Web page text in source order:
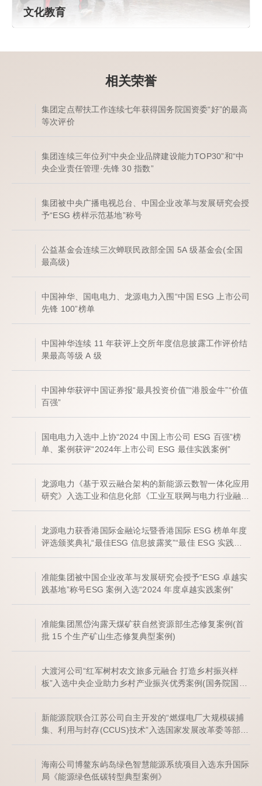
文化教育
相关荣誉
集团定点帮扶工作连续七年获得国务院国资委“好”的最高
等次评价
集团连续三年位列“中央企业品牌建设能力TOP30”和“中
央企业责任管理·先锋 30 指数”
集团被中央广播电视总台、中国企业改革与发展研究会授
予“ESG 榜样示范基地”称号
公益基金会连续三次蝉联民政部全国 5A 级基金会(全国
最高级)
中国神华、国电电力、龙源电力入围“中国 ESG 上市公司
先锋 100”榜单
中国神华连续 11 年获评上交所年度信息披露工作评价结
果最高等级 A 级
中国神华获评中国证券报“最具投资价值”“港股金牛”“价值
百强”
国电电力入选中上协“2024 中国上市公司 ESG 百强”榜
单、案例获评“2024年上市公司 ESG 最佳实践案例”
龙源电力《基于双云融合架构的新能源云数智一体化应用
研究》入选工业和信息化部《工业互联网与电力行业融合
龙源电力获香港国际金融论坛暨香港国际 ESG 榜单年度
评选颁奖典礼“最佳ESG 信息披露奖”“最佳 ESG 实践案
准能集团被中国企业改革与发展研究会授予“ESG 卓越实
践基地”称号ESG 案例入选“2024 年度卓越实践案例”
准能集团黑岱沟露天煤矿获自然资源部生态修复案例(首
批 15 个生产矿山生态修复典型案例)
大渡河公司“红军树村农文旅多元融合 打造乡村振兴样
板”入选中央企业助力乡村产业振兴优秀案例(国务院国资
新能源院联合江苏公司自主开发的“燃煤电厂大规模碳捕
集、利用与封存(CCUS)技术”入选国家发展改革委等部门
海南公司博鳌东屿岛绿色智慧能源系统项目入选东升国际
局《能源绿色低碳转型典型案例》